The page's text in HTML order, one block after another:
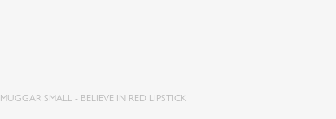
MUGGAR SMALL - BELIEVE IN RED LIPSTICK